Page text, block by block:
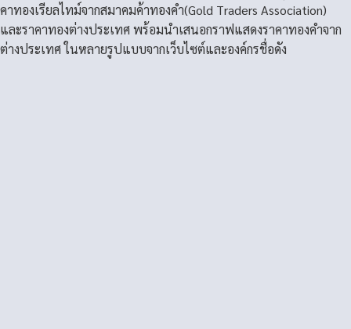
คาทองเรียลไทม์จากสมาคมค้าทองคำ(Gold Traders Association)
และราคาทองต่างประเทศ พร้อมนำเสนอกราฟแสดงราคาทองคำจาก
ต่างประเทศ ในหลายรูปแบบจากเว็บไซต์และองค์กรชื่อดัง